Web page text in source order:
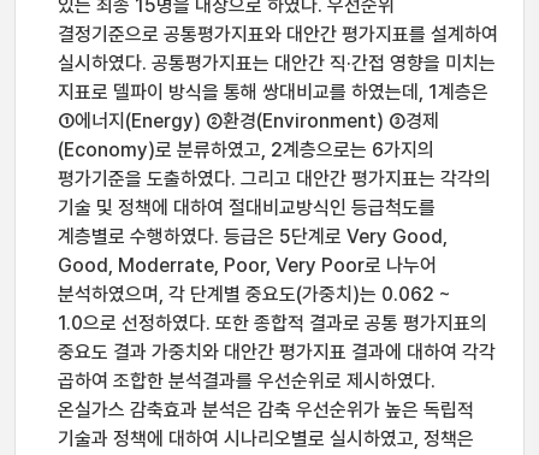
있는 최종 15명을 대상으로 하였다. 우선순위
결정기준으로 공통평가지표와 대안간 평가지표를 설계하여
실시하였다. 공통평가지표는 대안간 직·간접 영향을 미치는
지표로 델파이 방식을 통해 쌍대비교를 하였는데, 1계층은
①에너지(Energy) ②환경(Environment) ③경제
(Economy)로 분류하였고, 2계층으로는 6가지의
평가기준을 도출하였다. 그리고 대안간 평가지표는 각각의
기술 및 정책에 대하여 절대비교방식인 등급척도를
계층별로 수행하였다. 등급은 5단계로 Very Good,
Good, Moderrate, Poor, Very Poor로 나누어
분석하였으며, 각 단계별 중요도(가중치)는 0.062 ~
1.0으로 선정하였다. 또한 종합적 결과로 공통 평가지표의
중요도 결과 가중치와 대안간 평가지표 결과에 대하여 각각
곱하여 조합한 분석결과를 우선순위로 제시하였다.
온실가스 감축효과 분석은 감축 우선순위가 높은 독립적
기술과 정책에 대하여 시나리오별로 실시하였고, 정책은